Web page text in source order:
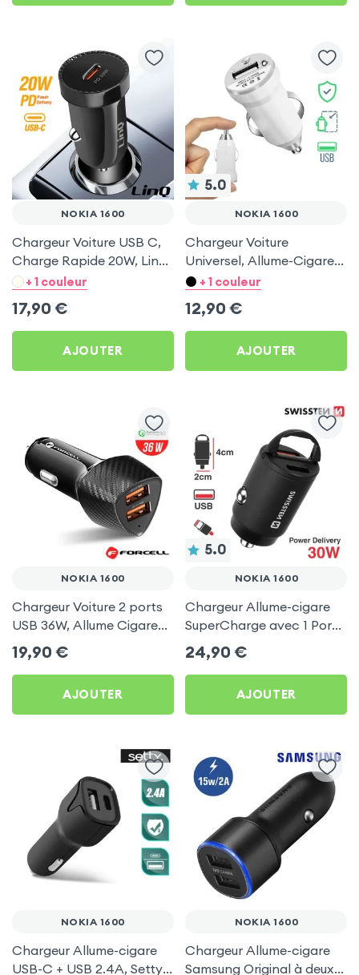
NOKIA 1600
Chargeur Voiture USB C,
Charge Rapide 20W, LinQ
- Noir pour Nokia 1600
+ 1 couleur
17,90 €
AJOUTER
5.0
NOKIA 1600
Chargeur Voiture
Universel, Allume-Cigare
Ultra Compact avec
+ 1 couleur
12,90 €
AJOUTER
NOKIA 1600
Chargeur Voiture 2 ports
USB 36W, Allume Cigare
avec Finition Carbone
pour Nokia 1600
19,90 €
AJOUTER
5.0
NOKIA 1600
Chargeur Allume-cigare
SuperCharge avec 1 Ports
USB et 1 Port USB-C - Noir
pour Nokia 1600
24,90 €
AJOUTER
NOKIA 1600
Chargeur Allume-cigare
USB-C + USB 2.4A, Setty -
NOKIA 1600
Chargeur Allume-cigare
Samsung Original à deux